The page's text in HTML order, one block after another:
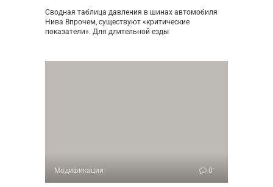
Сводная таблица давления в шинах автомобиля
Нива Впрочем, существуют «критические
показатели». Для длительной езды
Модификации 0